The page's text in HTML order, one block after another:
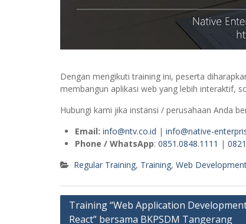
Dengan mengikuti training ini, peserta
membangun aplikasi web yang lebih interaktif,
Hubungi kami jika instansi / perusahaan Anda
Email: info@ntv.co.id | info@native-
Phone / WhatsApp: 0851.0848.1111 |
Regular Training, Training, Web
Post
navigation
Training “Web Application
React” bersama BKPSDM Tangerang